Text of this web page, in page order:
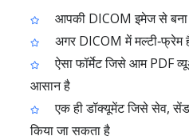
आपकी DICOM इमेज से
अगर DICOM में मल्टी‑फ्रेम
ऐसा फॉर्मेट जिसे आम PDF
आसान है
एक ही डॉक्यूमेंट जिसे सेव,
किया जा सकता है